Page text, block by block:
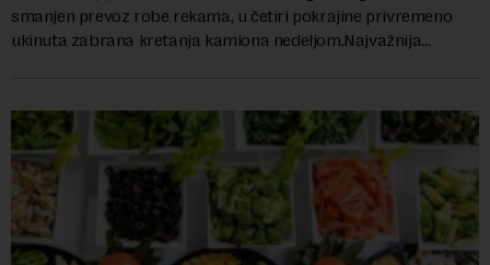
smanjen prevoz robe rekama, u četiri pokrajine privremeno
ukinuta zabrana kretanja kamiona nedeljom.Najvažnija